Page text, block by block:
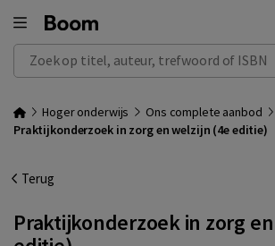
Zoek op titel, auteur, trefwoord of ISBN
Hoger onderwijs
Ons complete aanbod
Praktijkonderzoek in zorg en welzijn (4e editie)
Terug
Praktijkonderzoek in zorg